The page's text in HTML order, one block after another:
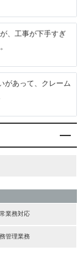
、工事が下手すぎ
があって、クレーム
業務対応
管理業務